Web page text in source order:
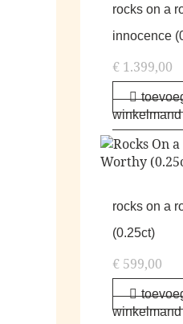
rocks on a
innocence
€ 1.399,00
winkelmand
rocks on a
(0.25ct)
€ 599,00
winkelmand